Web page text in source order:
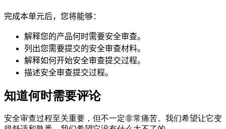
完成本单元后，您将能够：
解释您的产品何时需要安全审查。
列出您需要提交的安全审查材料。
解释如何开始安全审查提交过程。
描述安全审查提交过程。
知道何时需要评论
安全审查过程至关重要，但不一定非常痛苦。我们希望让它变